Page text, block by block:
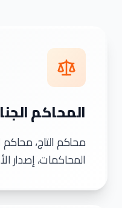
المحاكم
محاكم التاج،
المحاكمات، إصدار